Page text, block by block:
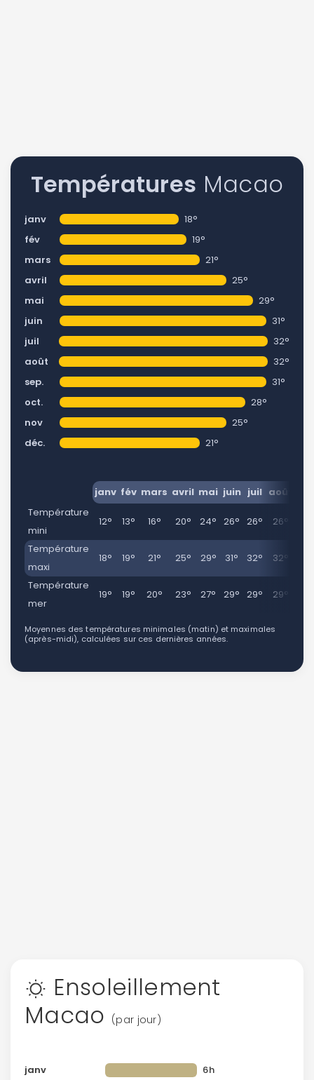
Températures Macao
janv
18°
fév
19°
mars
21°
avril
25°
mai
29°
juin
31°
juil
32°
août
32°
sep.
31°
oct.
28°
nov
25°
déc.
21°
janv fév mars avril mai juin juil août
Température
mini
12° 13° 16° 20° 24° 26° 26° 26°
Température
maxi
18° 19° 21° 25° 29° 31° 32° 32°
Température
mer
19° 19° 20° 23° 27° 29° 29° 29°
Moyennes des températures minimales (matin) et maximales
(après-midi), calculées sur ces dernières années.
Ensoleillement
Macao (par jour)
janv
6h